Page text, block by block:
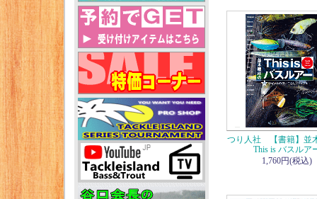
つり人社 【書籍】並
This is バスルア
1,760円(税込)